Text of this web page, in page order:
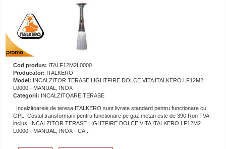
Cod produs: ITALF12M2L0000
Producator: ITALKERO
Model: INCALZITOR TERASE LIGHTFIRE DOLCE VITA ITALKERO LF12M2
L0000 - MANUAL, INOX
Categorii: INCALZITOARE TERASE
Incalzitoarele de teresa ITALKERO sunt livrate standard pentru functionare cu
GPL. Costul transformarii pentru functionare pe gaz metan este de 390 Ron TVA
inclus. INCALZITOR TERASE LIGHTFIRE DOLCE VITA ITALKERO LF12M2
L0000 - MANUAL, INOX - CA...